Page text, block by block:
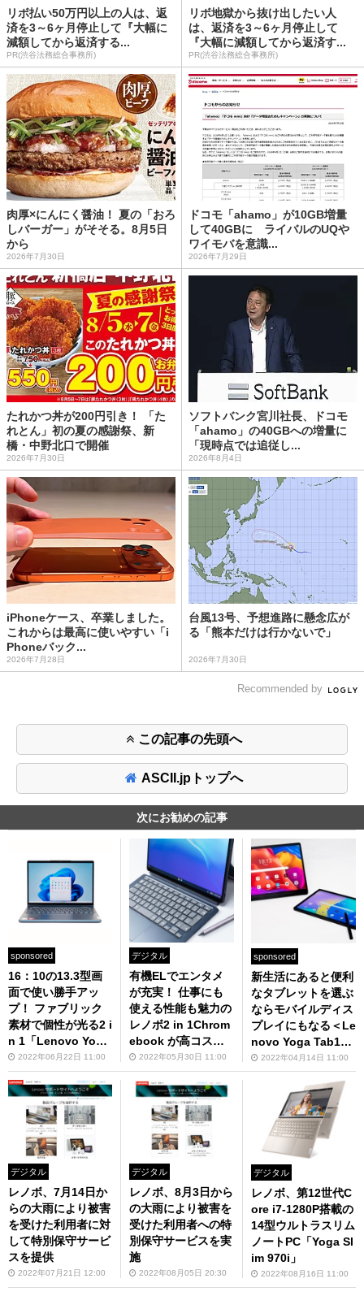
リボ払い50万円以上の人は、返
済を3～6ヶ月停止して『大幅に
減額してから返済する...
PR(渋谷法務総合事務所)
リボ地獄から抜け出したい人
は、返済を3～6ヶ月停止して
『大幅に減額してから返済す...
PR(渋谷法務総合事務所)
肉厚×にんにく醤油！ 夏の「おろ
しバーガー」がそそる。8月5日
から
2026年7月30日
ドコモ「ahamo」が10GB増量
して40GBに ライバルのUQや
ワイモバを意識...
2026年7月29日
たれかつ丼が200円引き！ 「た
れとん」初の夏の感謝祭、新
橋・中野北口で開催
2026年7月30日
ソフトバンク宮川社長、ドコモ
「ahamo」の40GBへの増量に
「現時点では追従し...
2026年8月4日
iPhoneケース、卒業しました。
これからは最高に使いやすい「i
Phoneバック...
2026年7月28日
台風13号、予想進路に懸念広が
る「熊本だけは行かないで」
2026年7月30日
Recommended by
この記事の先頭へ
ASCII.jpトップへ
次にお勧めの記事
sponsored
16：10の13.3型画
面で使い勝手アッ
プ！ ファブリック
素材で個性が光る2 i
n 1「Lenovo Yoga
670 (AMD)」レビュ
ー
2022年06月22日 11:00
デジタル
有機ELでエンタメ
が充実！ 仕事にも
使える性能も魅力の
レノボ2 in 1Chrom
ebook が高コス
パ！2022年05月30日 11:00
sponsored
新生活にあると便利
なタブレットを選ぶ
ならモバイルディス
プレイにもなる＜Le
novo Yoga Tab13
＞がオススメ
2022年04月14日 11:00
デジタル
レノボ、7月14日か
らの大雨により被害
を受けた利用者に対
して特別保守サービ
スを提供
2022年07月21日 12:00
デジタル
レノボ、8月3日から
の大雨により被害を
受けた利用者への特
別保守サービスを実
施
2022年08月05日 20:30
デジタル
レノボ、第12世代C
ore i7-1280P搭載の
14型ウルトラスリム
ノートPC「Yoga Sl
im 970i」
2022年08月16日 11:00